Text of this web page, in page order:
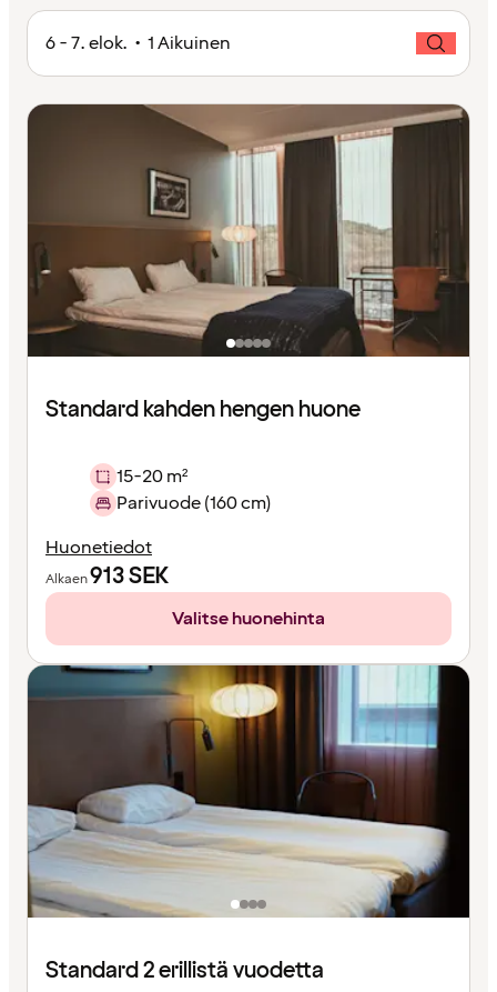
6 - 7. elok. • 1 Aikuinen
Standard kahden hengen huone
15-20 m²
Parivuode (160 cm)
Huonetiedot
Alkaen913SEK
Valitse huonehinta
Standard 2 erillistä vuodetta